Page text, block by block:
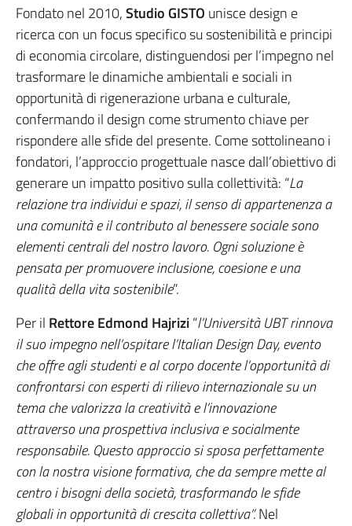
Fondato nel 2010,Studio GISTO unisce design e
ricerca con un focus specifico su sostenibilità e principi
di economia circolare, distinguendosi per l’impegno nel
trasformare le dinamiche ambientali e sociali in
opportunità di rigenerazione urbana e culturale,
confermando il design come strumento chiave per
rispondere alle sfide del presente. Come sottolineano i
fondatori, l’approccio progettuale nasce dall’obiettivo di
generare un impatto positivo sulla collettività: “La
relazione tra individui e spazi, il senso di appartenenza a
una comunità e il contributo al benessere sociale sono
elementi centrali del nostro lavoro. Ogni soluzione è
pensata per promuovere inclusione, coesione e una
qualità della vita sostenibile”.
Per il Rettore Edmond Hajrizi“l’Università UBT rinnova
il suo impegno nell’ospitare l’Italian Design Day, evento
che offre agli studenti e al corpo docente l’opportunità di
confrontarsi con esperti di rilievo internazionale su un
tema che valorizza la creatività e l’innovazione
attraverso una prospettiva inclusiva e socialmente
responsabile. Questo approccio si sposa perfettamente
con la nostra visione formativa, che da sempre mette al
centro i bisogni della società, trasformando le sfide
globali in opportunità di crescita collettiva”.Nel